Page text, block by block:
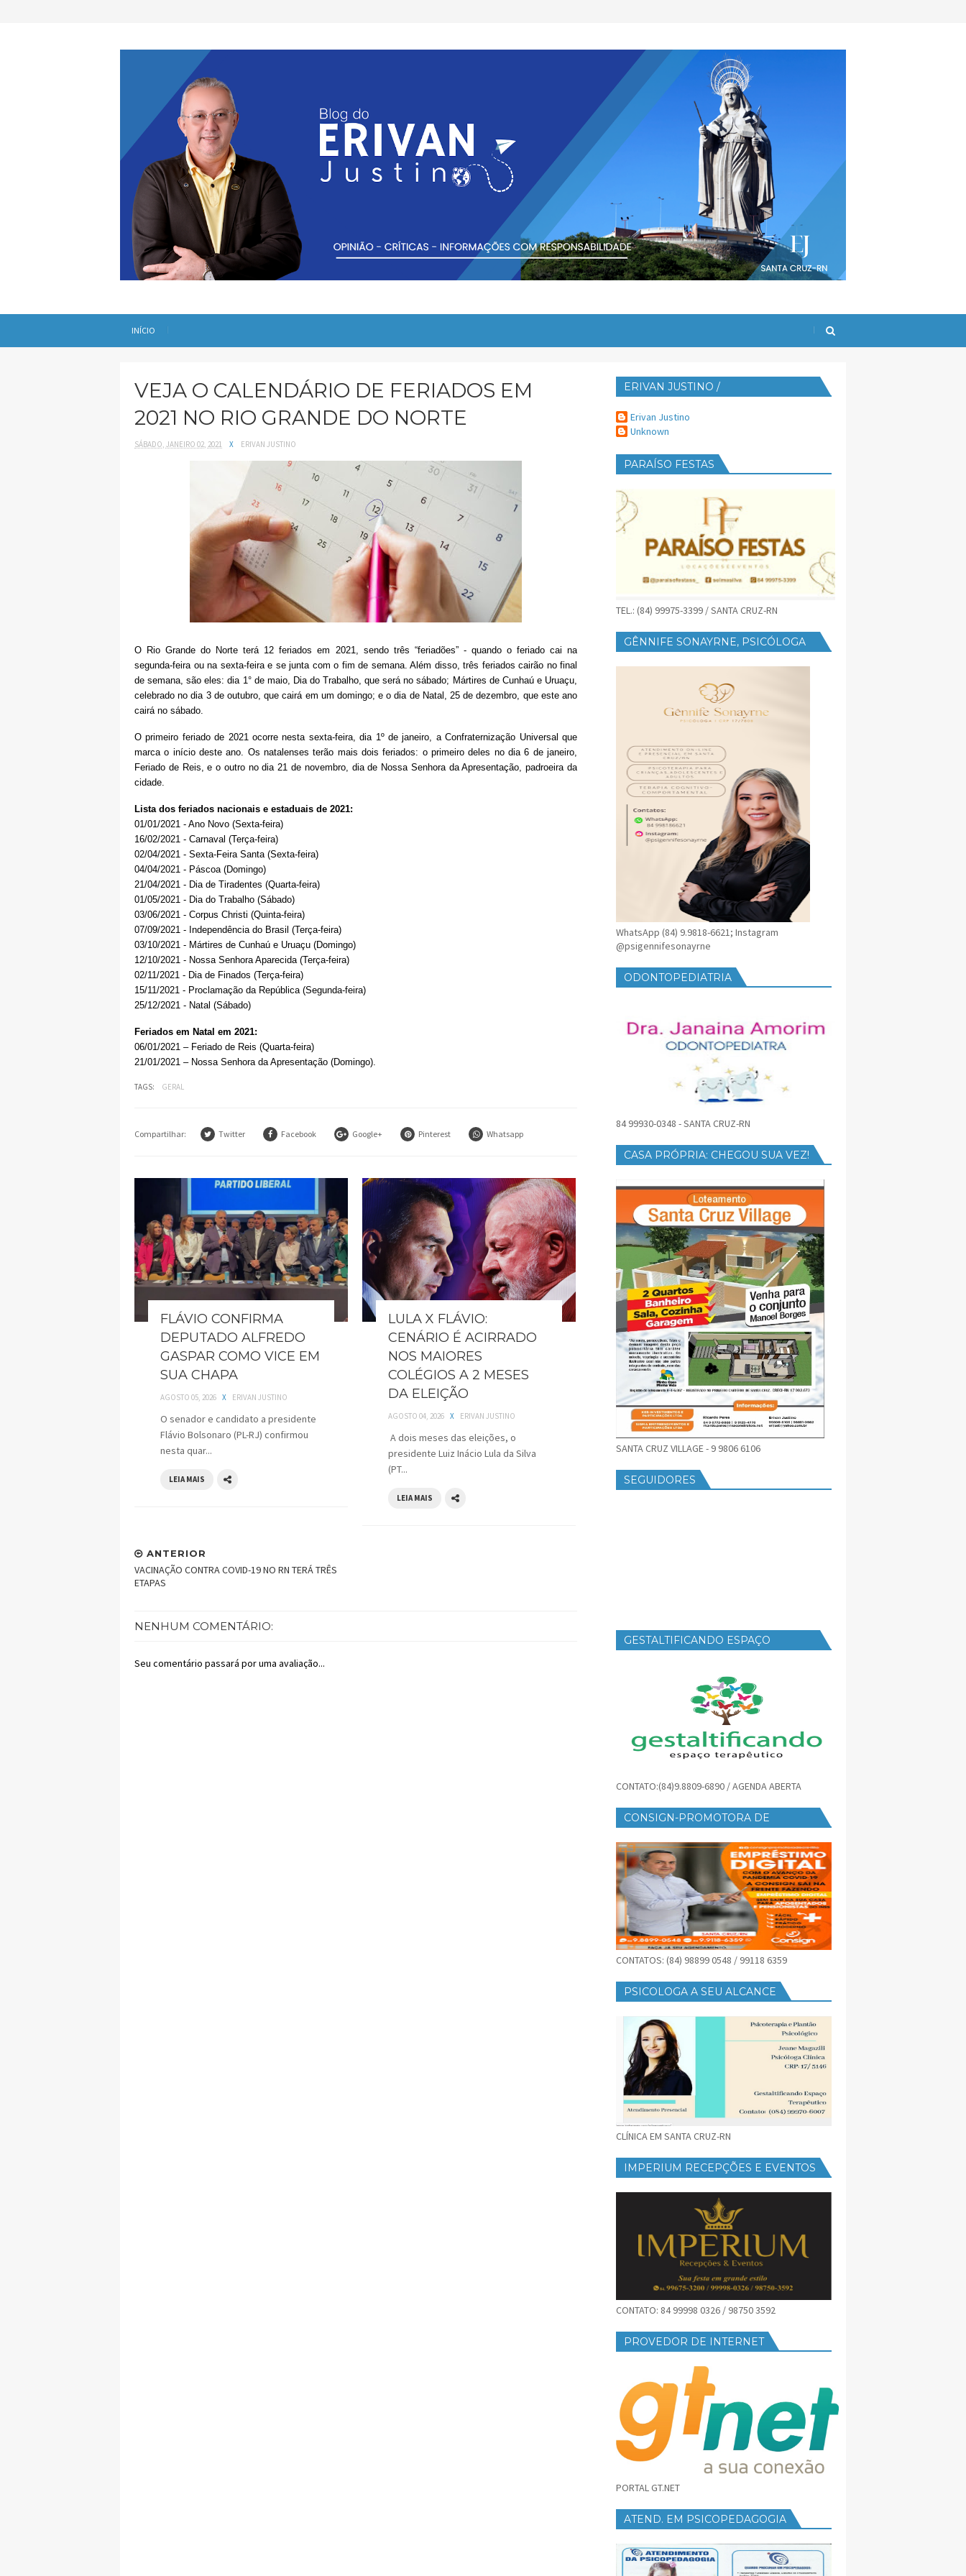
INÍCIO
VEJA O CALENDÁRIO DE FERIADOS EM
2021 NO RIO GRANDE DO NORTE
SÁBADO, JANEIRO 02, 2021 X ERIVAN JUSTINO
O Rio Grande do Norte terá 12 feriados em 2021, sendo três “feriadões” - quando o feriado cai na
segunda-feira ou na sexta-feira e se junta com o fim de semana. Além disso, três feriados cairão no final
de semana, são eles: dia 1° de maio, Dia do Trabalho, que será no sábado; Mártires de Cunhaú e Uruaçu,
celebrado no dia 3 de outubro, que cairá em um domingo; e o dia de Natal, 25 de dezembro, que este ano
cairá no sábado.
O primeiro feriado de 2021 ocorre nesta sexta-feira, dia 1º de janeiro, a Confraternização Universal que
marca o início deste ano. Os natalenses terão mais dois feriados: o primeiro deles no dia 6 de janeiro,
Feriado de Reis, e o outro no dia 21 de novembro, dia de Nossa Senhora da Apresentação, padroeira da
cidade.
Lista dos feriados nacionais e estaduais de 2021:
01/01/2021 - Ano Novo (Sexta-feira)
16/02/2021 - Carnaval (Terça-feira)
02/04/2021 - Sexta-Feira Santa (Sexta-feira)
04/04/2021 - Páscoa (Domingo)
21/04/2021 - Dia de Tiradentes (Quarta-feira)
01/05/2021 - Dia do Trabalho (Sábado)
03/06/2021 - Corpus Christi (Quinta-feira)
07/09/2021 - Independência do Brasil (Terça-feira)
03/10/2021 - Mártires de Cunhaú e Uruaçu (Domingo)
12/10/2021 - Nossa Senhora Aparecida (Terça-feira)
02/11/2021 - Dia de Finados (Terça-feira)
15/11/2021 - Proclamação da República (Segunda-feira)
25/12/2021 - Natal (Sábado)
Feriados em Natal em 2021:
06/01/2021 – Feriado de Reis (Quarta-feira)
21/01/2021 – Nossa Senhora da Apresentação (Domingo).
TAGS: GERAL
Compartilhar: Twitter Facebook Google+ Pinterest Whatsapp
FLÁVIO CONFIRMA
DEPUTADO ALFREDO
GASPAR COMO VICE EM
SUA CHAPA
AGOSTO 05, 2026 X ERIVAN JUSTINO
O senador e candidato a presidente
Flávio Bolsonaro (PL-RJ) confirmou
nesta quar...
LEIA MAIS
LULA X FLÁVIO:
CENÁRIO É ACIRRADO
NOS MAIORES
COLÉGIOS A 2 MESES
DA ELEIÇÃO
AGOSTO 04, 2026 X ERIVAN JUSTINO
A dois meses das eleições, o
presidente Luiz Inácio Lula da Silva
(PT...
LEIA MAIS
ANTERIOR
VACINAÇÃO CONTRA COVID-19 NO RN TERÁ TRÊS
ETAPAS
NENHUM COMENTÁRIO:
Seu comentário passará por uma avaliação...
ERIVAN JUSTINO /
Erivan Justino
Unknown
PARAÍSO FESTAS
TEL.: (84) 99975-3399 / SANTA CRUZ-RN
GÊNNIFE SONAYRNE, PSICÓLOGA
WhatsApp (84) 9.9818-6621; Instagram
@psigennifesonayrne
ODONTOPEDIATRIA
84 99930-0348 - SANTA CRUZ-RN
CASA PRÓPRIA: CHEGOU SUA VEZ!
SANTA CRUZ VILLAGE - 9 9806 6106
SEGUIDORES
GESTALTIFICANDO ESPAÇO
CONTATO:(84)9.8809-6890 / AGENDA ABERTA
CONSIGN-PROMOTORA DE
CONTATOS: (84) 98899 0548 / 99118 6359
PSICOLOGA A SEU ALCANCE
CLÍNICA EM SANTA CRUZ-RN
IMPERIUM RECEPÇÕES E EVENTOS
CONTATO: 84 99998 0326 / 98750 3592
PROVEDOR DE INTERNET
PORTAL GT.NET
ATEND. EM PSICOPEDAGOGIA